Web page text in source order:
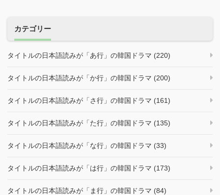
カテゴリー
タイトルの日本語読みが「あ行」の韓国ドラマ (220)
タイトルの日本語読みが「か行」の韓国ドラマ (200)
タイトルの日本語読みが「さ行」の韓国ドラマ (161)
タイトルの日本語読みが「た行」の韓国ドラマ (135)
タイトルの日本語読みが「な行」の韓国ドラマ (33)
タイトルの日本語読みが「は行」の韓国ドラマ (173)
タイトルの日本語読みが「ま行」の韓国ドラマ (84)